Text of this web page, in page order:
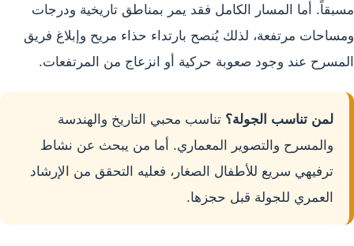
مسبقاً. أما المسار الكامل فقد يمر بمناطق تاريخية ودرجات
ومساحات مرتفعة، لذلك يُنصح بارتداء حذاء مريح وإبلاغ فريق
المسرح عند وجود صعوبة حركية أو انزعاج من المرتفعات.
لمن تناسب الجولة؟ تناسب محبي التاريخ والهندسة
والمسرح والتصوير المعماري. أما من يبحث عن نشاط
ترفيهي سريع للأطفال الصغار، فعليه التحقق من الإرشاد
العمري للجولة قبل حجزها.